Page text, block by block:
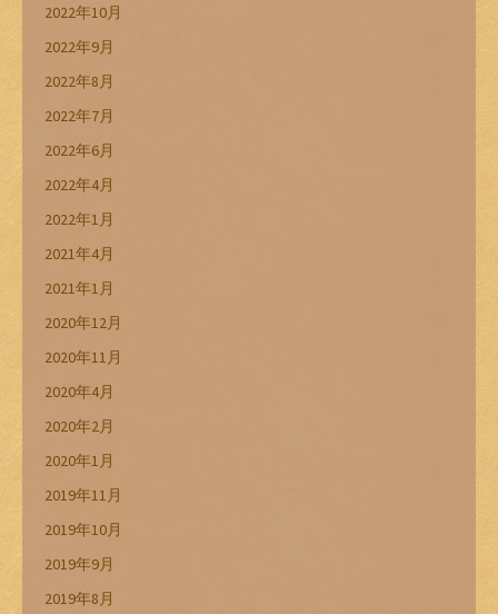
2022年10月
2022年9月
2022年8月
2022年7月
2022年6月
2022年4月
2022年1月
2021年4月
2021年1月
2020年12月
2020年11月
2020年4月
2020年2月
2020年1月
2019年11月
2019年10月
2019年9月
2019年8月